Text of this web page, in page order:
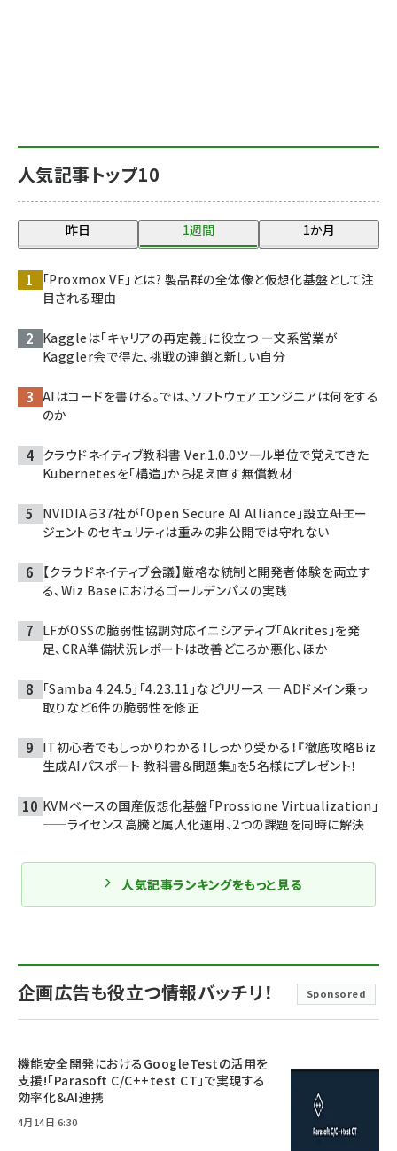
企画広告も役立つ情報バッチリ！ Sponsored
機能安全開発におけるGoogleTestの活用を
支援!「Parasoft C/C++test CT」で実現する
効率化＆AI連携
4月14日 6:30
人気記事トップ10
昨日 1週間 1か月
「Proxmox VE」とは? 製品群の全体像と仮想化基盤として注
目される理由
Kaggleは「キャリアの再定義」に役立つ ー文系営業が
Kaggler会で得た、挑戦の連鎖と新しい自分
AIはコードを書ける。では、ソフトウェアエンジニアは何をする
のか
クラウドネイティブ教科書 Ver.1.0.0――ツール単位で覚えてきた
Kubernetesを「構造」から捉え直す無償教材
NVIDIAら37社が「Open Secure AI Alliance」設立――AIエー
ジェントのセキュリティは重みの非公開では守れない
【クラウドネイティブ会議】厳格な統制と開発者体験を両立す
る、Wiz Baseにおけるゴールデンパスの実践
LFがOSSの脆弱性協調対応イニシアティブ「Akrites」を発
足、CRA準備状況レポートは改善どころか悪化、ほか
「Samba 4.24.5」「4.23.11」などリリース ─ ADドメイン乗っ
取りなど6件の脆弱性を修正
IT初心者でもしっかりわかる！しっかり受かる！『徹底攻略Biz
生成AIパスポート 教科書＆問題集』を5名様にプレゼント！
KVMベースの国産仮想化基盤「Prossione Virtualization」
——ライセンス高騰と属人化運用、2つの課題を同時に解決
人気記事ランキングをもっと見る